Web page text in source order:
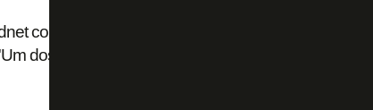
conta como foi cantar na final da Libertadores e
dos maiores dias da minha vida'